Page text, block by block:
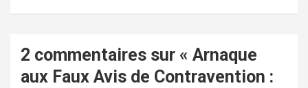
2 commentaires sur « Arnaque
aux Faux Avis de Contravention :